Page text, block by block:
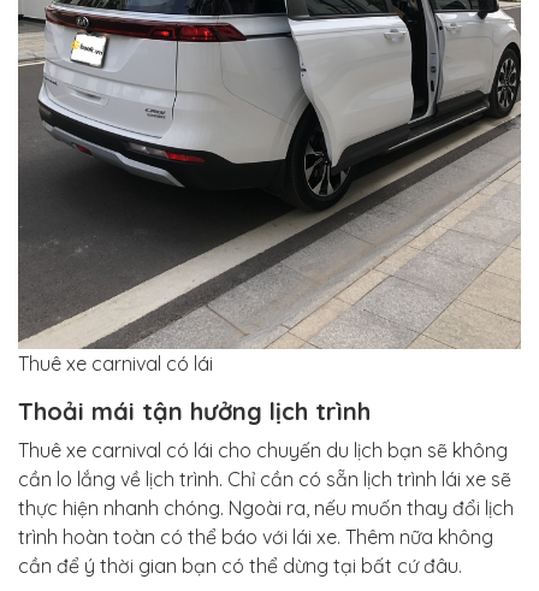
Thuê xe carnival có lái
Thoải mái tận hưởng lịch trình
Thuê xe carnival có lái cho chuyến du lịch bạn sẽ không
cần lo lắng về lịch trình. Chỉ cần có sẵn lịch trình lái xe sẽ
thực hiện nhanh chóng. Ngoài ra, nếu muốn thay đổi lịch
trình hoàn toàn có thể báo với lái xe. Thêm nữa không
cần để ý thời gian bạn có thể dừng tại bất cứ đâu.